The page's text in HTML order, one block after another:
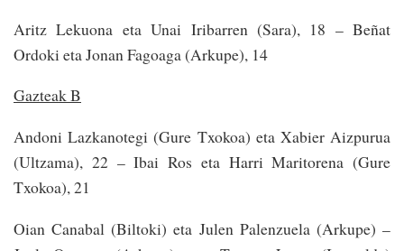
Aritz Lekuona eta Unai Iribarren (Sara), 18 – Beñat
Ordoki eta Jonan Fagoaga (Arkupe), 14
Gazteak B
Andoni Lazkanotegi (Gure Txokoa) eta Xabier Aizpurua
(Ultzama), 22 – Ibai Ros eta Harri Maritorena (Gure
Txokoa), 21
Oian Canabal (Biltoki) eta Julen Palenzuela (Arkupe) –